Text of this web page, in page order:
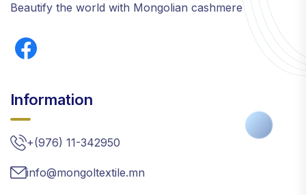
Beautify the world with Mongolian cashmere
Information
+(976) 11-342950
info@mongoltextile.mn